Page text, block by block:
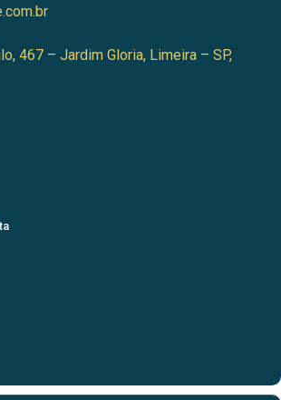
467 – Jardim Gloria, Limeira – SP,